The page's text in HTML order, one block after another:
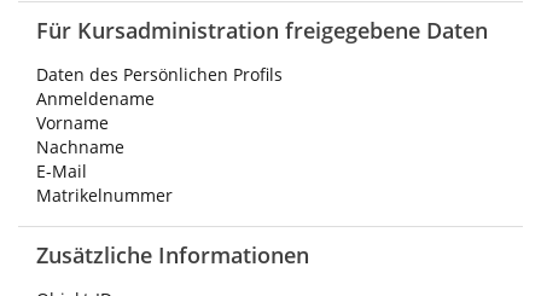
Für Kursadministration freigegebene Daten
Daten des Persönlichen Profils
Anmeldename
Vorname
Nachname
E-Mail
Matrikelnummer
Zusätzliche Informationen